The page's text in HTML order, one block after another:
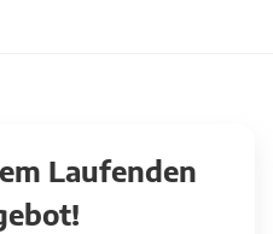
Laufenden